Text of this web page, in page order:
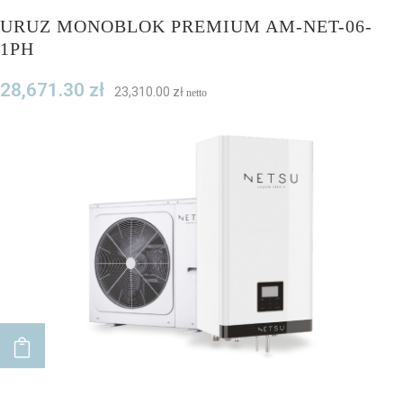
URUZ MONOBLOK PREMIUM AM-NET-06-
1PH
28,671.30 zł 23,310.00 zł netto